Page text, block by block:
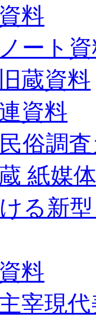
料
ート
蔵資料
資料
俗調査
紙媒
る新
料
宰現